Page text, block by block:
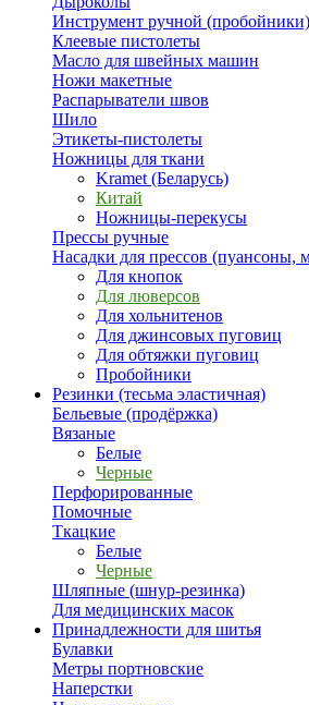
Инструмент ручной (пробойники)
Клеевые пистолеты
Масло для швейных машин
Ножи макетные
Распарыватели швов
Шило
Этикеты-пистолеты
Ножницы для ткани
Kramet (Беларусь)
Китай
Ножницы-перекусы
Прессы ручные
Насадки для прессов (пуансоны,
Для кнопок
Для люверсов
Для хольнитенов
Для джинсовых пуговиц
Для обтяжки пуговиц
Пробойники
Резинки (тесьма эластичная)
Бельевые (продёржка)
Вязаные
Белые
Черные
Перфорированные
Помочные
Ткацкие
Белые
Черные
Шляпные (шнур-резинка)
Для медицинских масок
Принадлежности для шитья
Булавки
Метры портновские
Наперстки